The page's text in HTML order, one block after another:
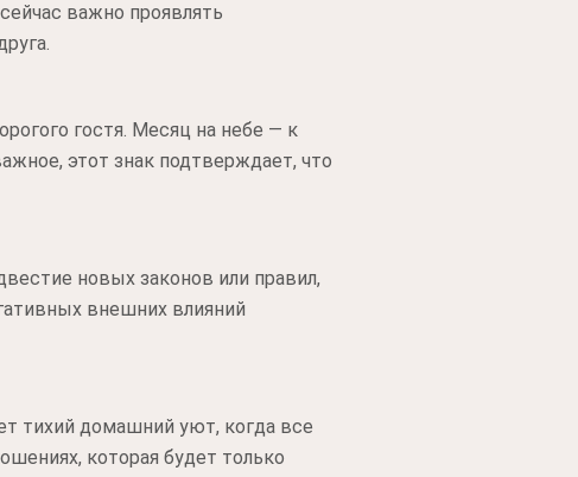
важно проявлять
гостя. Месяц на небе — к
этот знак подтверждает, что
новых законов или правил,
внешних влияний
тихий домашний уют, когда все
которая будет только